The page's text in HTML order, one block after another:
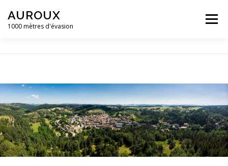
contenu
AUROUX
1000 mètres d'évasion
Menu
ACTUALITÉS ET ÉVÈNEMENTS CONTACT
CAMPING LA GRAVIÈRE **